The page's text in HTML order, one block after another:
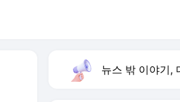
뉴스 밖 이야기, 다